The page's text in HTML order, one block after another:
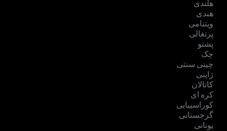
هلندی
هندی
ویتنامی
پرتغالی
پشتو
چک
چینی سنتی
ژاپنی
کاتالان
کره ای
کوراسییایی
گرجستانی
یونانی